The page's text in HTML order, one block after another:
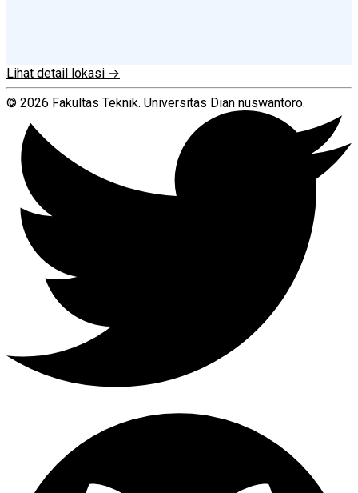
Lihat detail lokasi →
© 2026 Fakultas Teknik. Universitas Dian nuswantoro.